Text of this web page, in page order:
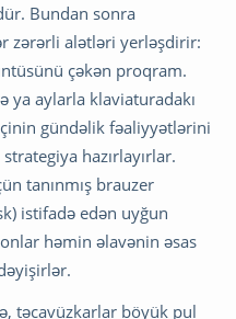
Bundan sonra
zərərli alətləri yerləşdirir:
çəkən proqram.
ya aylarla klaviaturadakı
gündəlik fəaliyyətlərini
hazırlayırlar.
tanınmış brauzer
istifadə edən uyğun
həmin əlavənin əsas
təcavüzkarlar böyük pul